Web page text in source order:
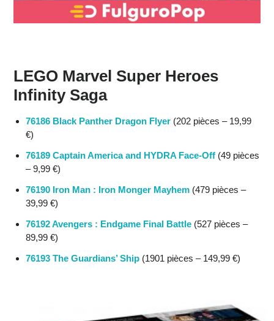
LEGO Marvel Super Heroes
Infinity Saga
76186 Black Panther Dragon Flyer (202 pièces – 19,99
€)
76189 Captain America and HYDRA Face-Off (49 pièces
– 9,99 €)
76190 Iron Man : Iron Monger Mayhem (479 pièces –
39,99 €)
76192 Avengers : Endgame Final Battle (527 pièces –
89,99 €)
76193 The Guardians’ Ship (1901 pièces – 149,99 €)